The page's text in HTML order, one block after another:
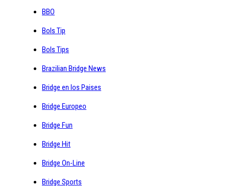
BBO
Bols Tip
Bols Tips
Brazilian Bridge News
Bridge en los Paises
Bridge Europeo
Bridge Fun
Bridge Hit
Bridge On-Line
Bridge Sports